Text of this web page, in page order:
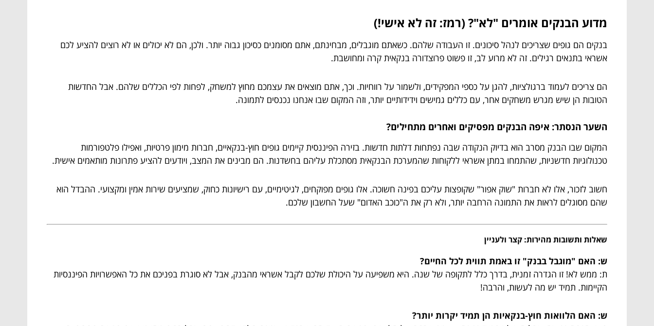
מדוע הבנקים אומרים "לא"? (רמז: זה לא אישי!)
בנקים הם גופים שצריכים לנהל סיכונים. זו העבודה שלהם. כשאתם מוגבלים, מבחינתם, אתם מסומנים כסיכון גבוה יותר. ולכן, הם לא יכולים או לא רוצים להציע לכם
אשראי בתנאים רגילים. זה לא מרוע לב, זו פשוט פרוצדורה בנקאית קרה ומחושבת.
הם צריכים לעמוד ברגולציות, להגן על כספי המפקידים, ולשמור על רווחיות. וכך, אתם מוצאים את עצמכם מחוץ למשחק, לפחות לפי הכללים שלהם. אבל החדשות
הטובות הן שיש מגרש משחקים אחר, עם כללים גמישים וידידותיים יותר, וזה המקום שבו אנחנו נכנסים לתמונה.
השער הנסתר: איפה הבנקים מפסיקים ואחרים מתחילים?
המקום שבו הבנק מסרב הוא בדיוק הנקודה שבה נפתחות דלתות חדשות. בזירה הפיננסית קיימים גופים חוץ-בנקאיים, חברות מימון פרטיות, ואפילו פלטפורמות
טכנולוגיות חדשניות, שהתמחו במתן אשראי ללקוחות שהמערכת הבנקאית מסתכלת עליהם בחשדנות. הם מבינים את המצב, ויודעים להציע פתרונות מותאמים אישית.
חשוב לזכור, אלו לא חברות "שוק אפור" שקופצות עליכם בפינה חשוכה. אלו גופים מפוקחים, לגיטימיים, עם רישיונות כחוק, שמציעים שירות אמין ומקצועי. ההבדל הוא
שהם מסוגלים לראות את התמונה הרחבה יותר, ולא רק את ה"כוכב האדום" שעל החשבון שלכם.
שאלות ותשובות מהירות: קצר ולעניין
ש: האם "מוגבל בבנק" זו באמת תווית לכל החיים?
ת: ממש לא! זו הגדרה זמנית, בדרך כלל לתקופה של שנה. היא משפיעה על היכולת שלכם לקבל אשראי מהבנק, אבל לא סוגרת בפניכם את כל האפשרויות הפיננסיות
הקיימות. תמיד יש מה לעשות, והרבה!
ש: האם הלוואות חוץ-בנקאיות הן תמיד יקרות יותר?